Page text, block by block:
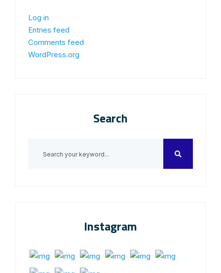
Log in
Entries feed
Comments feed
WordPress.org
Search
Instagram